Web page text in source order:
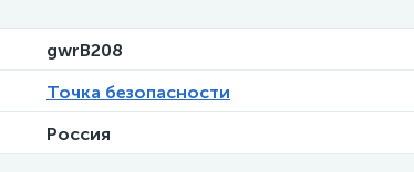
gwrВ208
Точка безопасности
Россия